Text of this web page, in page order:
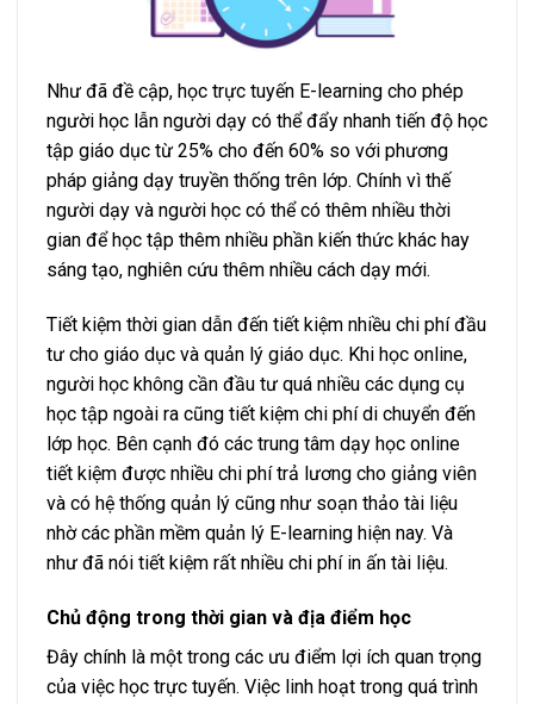
Như đã đề cập, học trực tuyến E-learning cho phép
người học lẫn người dạy có thể đẩy nhanh tiến độ học
tập giáo dục từ 25% cho đến 60% so với phương
pháp giảng dạy truyền thống trên lớp. Chính vì thế
người dạy và người học có thể có thêm nhiều thời
gian để học tập thêm nhiều phần kiến thức khác hay
sáng tạo, nghiên cứu thêm nhiều cách dạy mới.
Tiết kiệm thời gian dẫn đến tiết kiệm nhiều chi phí đầu
tư cho giáo dục và quản lý giáo dục. Khi học online,
người học không cần đầu tư quá nhiều các dụng cụ
học tập ngoài ra cũng tiết kiệm chi phí di chuyển đến
lớp học. Bên cạnh đó các trung tâm dạy học online
tiết kiệm được nhiều chi phí trả lương cho giảng viên
và có hệ thống quản lý cũng như soạn thảo tài liệu
nhờ các phần mềm quản lý E-learning hiện nay. Và
như đã nói tiết kiệm rất nhiều chi phí in ấn tài liệu.
Chủ động trong thời gian và địa điểm học
Đây chính là một trong các ưu điểm lợi ích quan trọng
của việc học trực tuyến. Việc linh hoạt trong quá trình